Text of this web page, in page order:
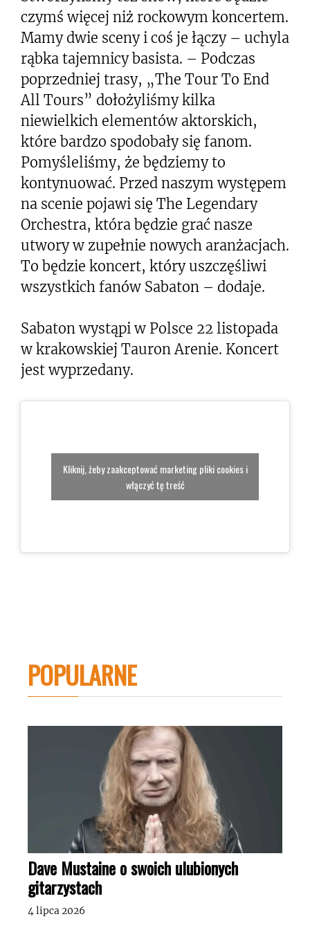
czymś więcej niż rockowym koncertem.
Mamy dwie sceny i coś je łączy – uchyla
rąbka tajemnicy basista. – Podczas
poprzedniej trasy, „The Tour To End
All Tours” dołożyliśmy kilka
niewielkich elementów aktorskich,
które bardzo spodobały się fanom.
Pomyśleliśmy, że będziemy to
kontynuować. Przed naszym występem
na scenie pojawi się The Legendary
Orchestra, która będzie grać nasze
utwory w zupełnie nowych aranżacjach.
To będzie koncert, który uszczęśliwi
wszystkich fanów Sabaton – dodaje.
Sabaton wystąpi w Polsce 22 listopada
w krakowskiej Tauron Arenie. Koncert
jest wyprzedany.
Kliknij, żeby zaakceptować marketing pliki cookies i
włączyć tę treść
POPULARNE
Dave Mustaine o swoich ulubionych
gitarzystach
4 lipca 2026